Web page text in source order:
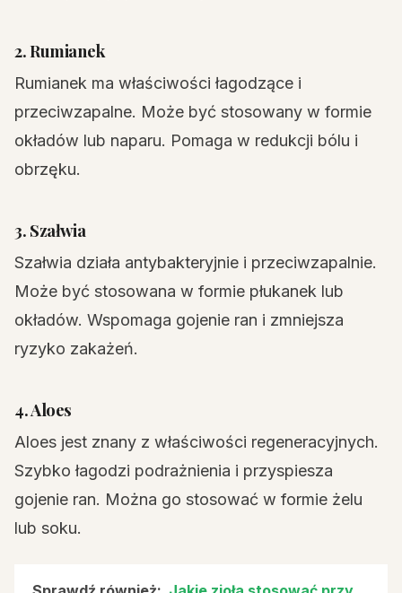
2. Rumianek
Rumianek ma właściwości łagodzące i
przeciwzapalne. Może być stosowany w formie
okładów lub naparu. Pomaga w redukcji bólu i
obrzęku.
3. Szałwia
Szałwia działa antybakteryjnie i przeciwzapalnie.
Może być stosowana w formie płukanek lub
okładów. Wspomaga gojenie ran i zmniejsza
ryzyko zakażeń.
4. Aloes
Aloes jest znany z właściwości regeneracyjnych.
Szybko łagodzi podrażnienia i przyspiesza
gojenie ran. Można go stosować w formie żelu
lub soku.